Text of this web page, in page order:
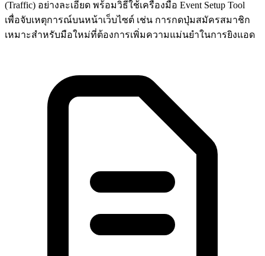
(Traffic) อย่างละเอียด พร้อมวิธีใช้เครื่องมือ Event Setup Tool
เพื่อจับเหตุการณ์บนหน้าเว็บไซต์ เช่น การกดปุ่มสมัครสมาชิก
เหมาะสำหรับมือใหม่ที่ต้องการเพิ่มความแม่นยำในการยิงแอด